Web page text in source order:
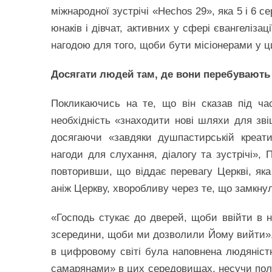
міжнародної зустрічі «Hechos 29», яка 5 і 6
юнаків і дівчат, активних у сфері
нагодою для того, щоби бути місіонерами у
Досягати людей там, де вони перебувають
Покликаючись на те, що він сказав під
необхідність «знаходити нові шляхи для
досягаючи «завдяки душпастирській
нагоди для слухання, діалогу та
повторивши, що віддає перевагу Церкві,
аніж Церкву, хворобливу через те, що
«Господь стукає до дверей, щоби ввійти в
зсередини, щоби ми дозволили Йому
в цифровому світі була наповнена
самарянами» в цих середовищах, несучи